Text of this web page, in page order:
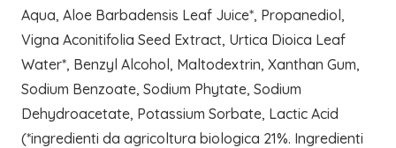
Aqua, Aloe Barbadensis Leaf Juice*, Propanediol,
Vigna Aconitifolia Seed Extract, Urtica Dioica Leaf
Water*, Benzyl Alcohol, Maltodextrin, Xanthan Gum,
Sodium Benzoate, Sodium Phytate, Sodium
Dehydroacetate, Potassium Sorbate, Lactic Acid
(*ingredienti da agricoltura biologica 21%. Ingredienti